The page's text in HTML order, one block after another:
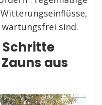
sind.
aus